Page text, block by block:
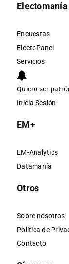
Electomanía
Encuestas
ElectoPanel
Servicios
Quiero ser
Inicia Sesión
EM+
EM-Analytics
Datamanía
Otros
Sobre nosotros
Política de
Contacto